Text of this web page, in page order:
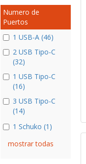
Numero de
Puertos
1 USB-A (46)
2 USB Tipo-C
(32)
1 USB Tipo-C
(16)
3 USB Tipo-C
(14)
1 Schuko (1)
mostrar todas